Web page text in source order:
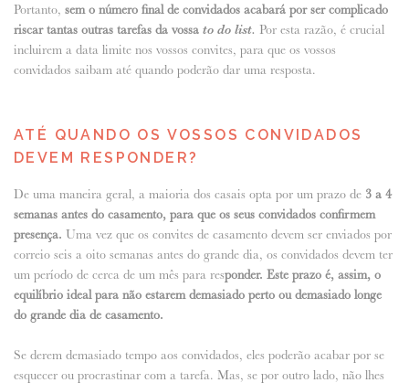
Portanto, sem o número final de convidados acabará por ser complicado
riscar tantas outras tarefas da vossa to do list. Por esta razão, é crucial
incluirem a data limite nos vossos convites, para que os vossos
convidados saibam até quando poderão dar uma resposta.
ATÉ QUANDO OS VOSSOS CONVIDADOS
DEVEM RESPONDER?
De uma maneira geral, a maioria dos casais opta por um prazo de 3 a 4
semanas antes do casamento, para que os seus convidados confirmem
presença. Uma vez que os convites de casamento devem ser enviados por
correio seis a oito semanas antes do grande dia, os convidados devem ter
um período de cerca de um mês para responder. Este prazo é, assim, o
equilíbrio ideal para não estarem demasiado perto ou demasiado longe
do grande dia de casamento.
Se derem demasiado tempo aos convidados, eles poderão acabar por se
esquecer ou procrastinar com a tarefa. Mas, se por outro lado, não lhes